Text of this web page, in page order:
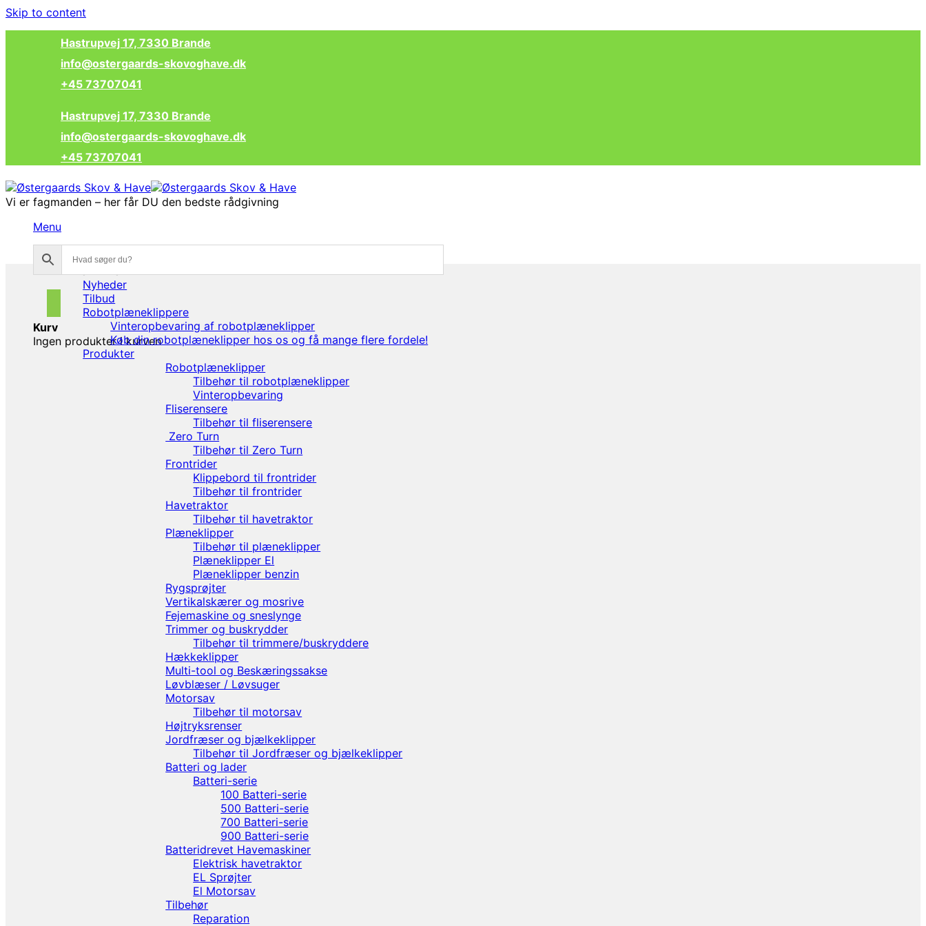
Skip to content
Hastrupvej 17, 7330 Brande
info@ostergaards-skovoghave.dk
+45 73707041
Hastrupvej 17, 7330 Brande
info@ostergaards-skovoghave.dk
+45 73707041
Vi er fagmanden – her får DU den bedste rådgivning
Menu
Kurv
Ingen produkter i kurven
MENUMENU
Nyheder
Tilbud
Robotplæneklippere
Vinteropbevaring af robotplæneklipper
Køb din robotplæneklipper hos os og få mange flere fordele!
Produkter
Robotplæneklipper
Tilbehør til robotplæneklipper
Vinteropbevaring
Fliserensere
Tilbehør til fliserensere
Zero Turn
Tilbehør til Zero Turn
Frontrider
Klippebord til frontrider
Tilbehør til frontrider
Havetraktor
Tilbehør til havetraktor
Plæneklipper
Tilbehør til plæneklipper
Plæneklipper El
Plæneklipper benzin
Rygsprøjter
Vertikalskærer og mosrive
Fejemaskine og sneslynge
Trimmer og buskrydder
Tilbehør til trimmere/buskryddere
Hækkeklipper
Multi-tool og Beskæringssakse
Løvblæser / Løvsuger
Motorsav
Tilbehør til motorsav
Højtryksrenser
Jordfræser og bjælkeklipper
Tilbehør til Jordfræser og bjælkeklipper
Batteri og lader
Batteri-serie
100 Batteri-serie
500 Batteri-serie
700 Batteri-serie
900 Batteri-serie
Batteridrevet Havemaskiner
Elektrisk havetraktor
EL Sprøjter
El Motorsav
Tilbehør
Reparation